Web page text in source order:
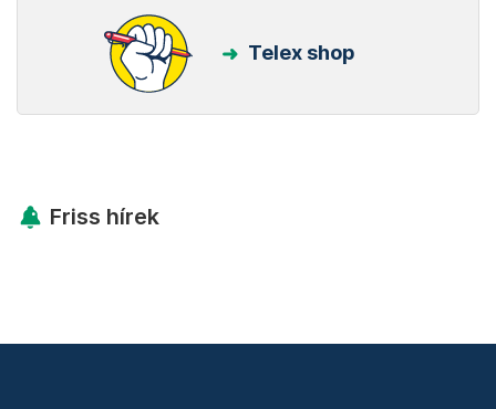
Telex shop
Friss hírek